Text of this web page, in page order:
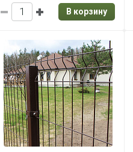
В корзину